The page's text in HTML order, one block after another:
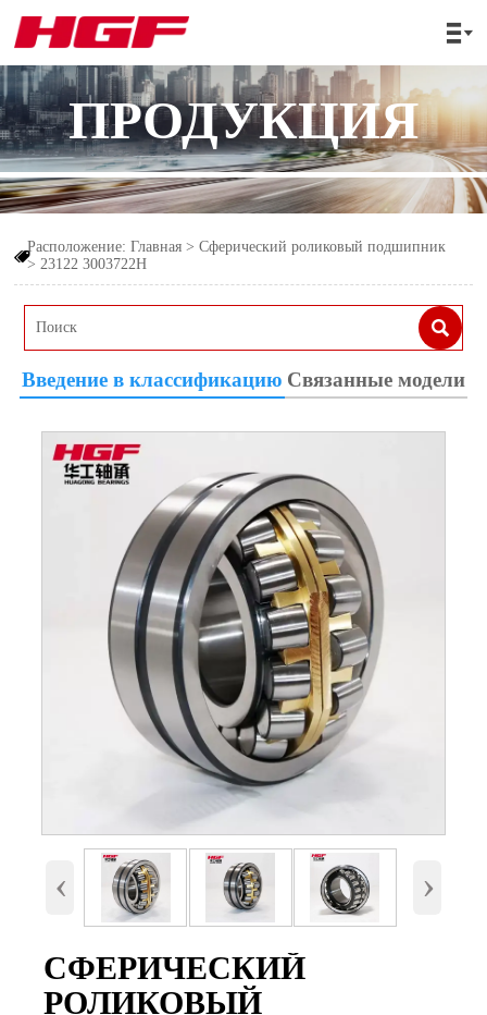

ПРОДУКЦИЯ

Расположение:Главная >Сферический роликовый подшипник
>23122 3003722Н

Введение в классификацию Связанные модели
‹ ›
СФЕРИЧЕСКИЙ
РОЛИКОВЫЙ
23122 с сепаратором(MB,CA,CC
и E)
Внутренний
диаметр (d)
110 мм
Наружный
180 мм.
56 мм.
3,1 Кг